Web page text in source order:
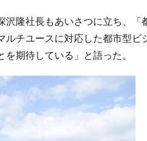
隆社長もあいさつに立ち、「
チユースに対応した都市型ビ
期待している」と語った。